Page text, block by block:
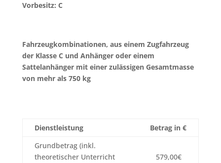
Vorbesitz: C
Fahrzeugkombinationen, aus einem Zugfahrzeug
der Klasse C und Anhänger oder einem
Sattelanhänger mit einer zulässigen Gesamtmasse
von mehr als 750 kg
Dienstleistung
Betrag in €
Grundbetrag (inkl.
theoretischer Unterricht
579,00€